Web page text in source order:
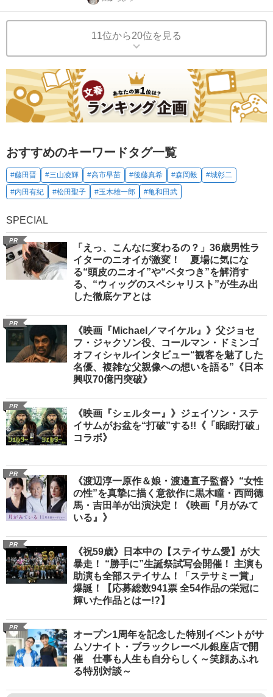
11位から20位を見る
おすすめのキーワードタグ一覧
#藤田晋 #三山凌輝 #高市早苗 #後藤真希 #森岡毅
#城彰二
#内田有紀
#松田聖子 #玉木雄一郎 #亀和田武
SPECIAL
PR
「えっ、こんなに変わるの？」36歳男性ラ
イターのニオイが激変！ 夏場に気にな
る“頭皮のニオイ”や“ベタつき”を解消す
る、“ウィッグのスペシャリスト”が生み出
した徹底ケアとは
PR
《映画『Michael／マイケル』》父ジョセ
フ・ジャクソン役、コールマン・ドミンゴ
オフィシャルインタビュー“観客を魅了した
名優、複雑な父親像への想いを語る”《日本
興収70億円突破》
PR
《映画『シェルター』》ジェイソン・ステ
イサムがお盆を“打破”する!!《「眠眠打破」
コラボ》
PR
《渡辺淳一原作＆娘・渡邉直子監督》“女性
の性”を真摯に描く意欲作に黒木瞳・西岡德
馬・吉田羊が出演決定！《映画『月がみて
いる』》
PR
《祝59歳》日本中の【ステイサム愛】が大
暴走！ “勝手に”生誕祭試写会開催！ 主演も
助演も全部ステイサム！「ステサミー賞」
爆誕！【応募総数941票 全54作品の栄冠に
輝いた作品とはー!?】
PR
オープン1周年を記念した特別イベントがサ
ムソナイト・ブラックレーベル銀座店で開
催 仕事も人生も自分らしく～笑顔あふれ
る特別対談～